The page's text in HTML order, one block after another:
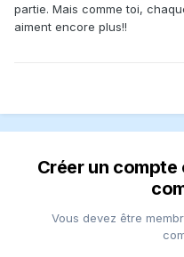
partie. Mais comme toi,
aiment encore plus!!
Créer un
Vous devez être